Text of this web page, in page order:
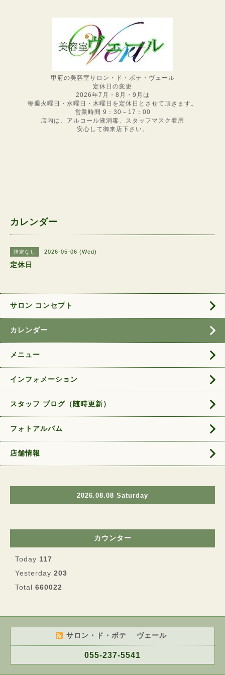
甲府の美容室サロン・ド・ボテ・ヴェール
定休日の変更
2026年7月・8月・9月は
毎週火曜日・水曜日・木曜日を定休日とさせて頂きます。
営業時間 9：30～17：00
店内は、アルコール液消毒、スタッフマスク着用
安心して御来店下さい。
カレンダー
指定なし 2026-05-06 (Wed)
定休日
サロン コンセプト
カレンダー
メニュー
インフォメーション
スタッフ ブログ（随時更新）
フォトアルバム
店舗情報
2026.08.08 Saturday
カウンター
Today 117
Yesterday 203
Total 660022
サロン・ド・ボテ ヴェール
055-237-5541